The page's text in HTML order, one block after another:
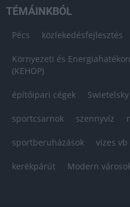
TÉMÁINKBÓL
Pécs közlekedésfejlesztés
Környezeti és
(KEHOP)
építőipari cégek
sportcsarnok szennyvíz
sportberuházások vizes vb
kerékpárút Modern